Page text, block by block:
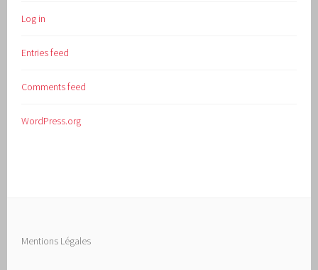
Log in
Entries feed
Comments feed
WordPress.org
Mentions Légales